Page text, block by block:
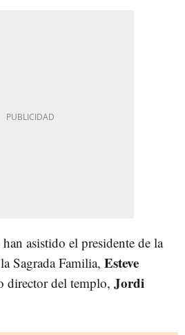
asistido el presidente de la
Sagrada Familia, Esteve
director del templo, Jordi